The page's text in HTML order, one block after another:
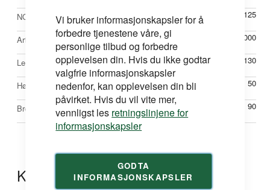
Vi bruker informasjonskapsler for å
forbedre tjenestene våre, gi
personlige tilbud og forbedre
opplevelsen din. Hvis du ikke godtar
valgfrie informasjonskapsler
nedenfor, kan opplevelsen din bli
påvirket. Hvis du vil vite mer,
vennligst les retningslinjene for
informasjonskapsler
GODTA
INFORMASJONSKAPSLER
NOBBNr 48793125
Artikkelnr M600288000
Lengde mm 130
Høyde mm 50
Bredde mm 90
Kontakt oss